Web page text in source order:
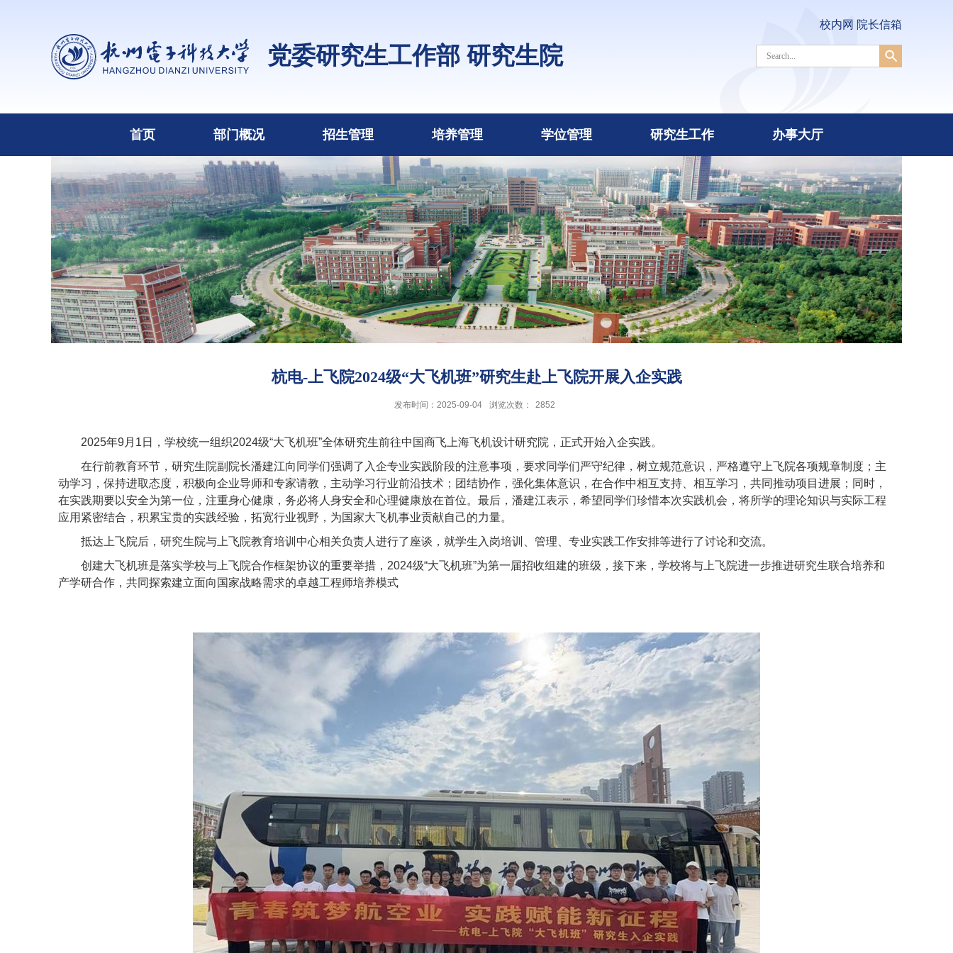
党委研究生工作部 研究生院
校内网 院长信箱
首页 部门概况 招生管理 培养管理 学位管理 研究生工作 办事大厅
杭电-上飞院2024级“大飞机班”研究生赴上飞院开展入企实践
发布时间：2025-09-04 浏览次数： 2852
2025年9月 1 日，学校统一组织2024级“大飞机班”全体研究生前往中国商飞上海飞机设计研究院，正式开始入企实践。
在行前教育环节，研究生院副院长潘建江向同学们强调了入企专业实践阶段的注意事项，要求同学们严守纪律，树立规范意识，严格遵守上飞院各项规章制度；主
动学习，保持进取态度，积极向企业导师和专家请教，主动学习行业前沿技术；团结协作，强化集体意识，在合作中相互支持、相互学习，共同推动项目进展；同时，
在实践期要以安全为第一位，注重身心健康，务必将人身安全和心理健康放在首位。最后，潘建江表示，希望同学们珍惜本次实践机会，将所学的理论知识与实际工程
应用紧密结合，积累宝贵的实践经验，拓宽行业视野，为国家大飞机事业贡献自己的力量。
抵达上飞院后，研究生院与上飞院教育培训中心相关负责人进行了座谈，就学生入岗培训、管理、专业实践工作安排等进行了讨论和交流。
创建大飞机班是落实学校与上飞院合作框架协议的重要举措， 2024级“大飞机班”为第一届招收组建的班级，接下来，学校将与上飞院进一步推进研究生联合培养和
产学研合作，共同探索建立面向国家战略需求的卓越工程师培养模式